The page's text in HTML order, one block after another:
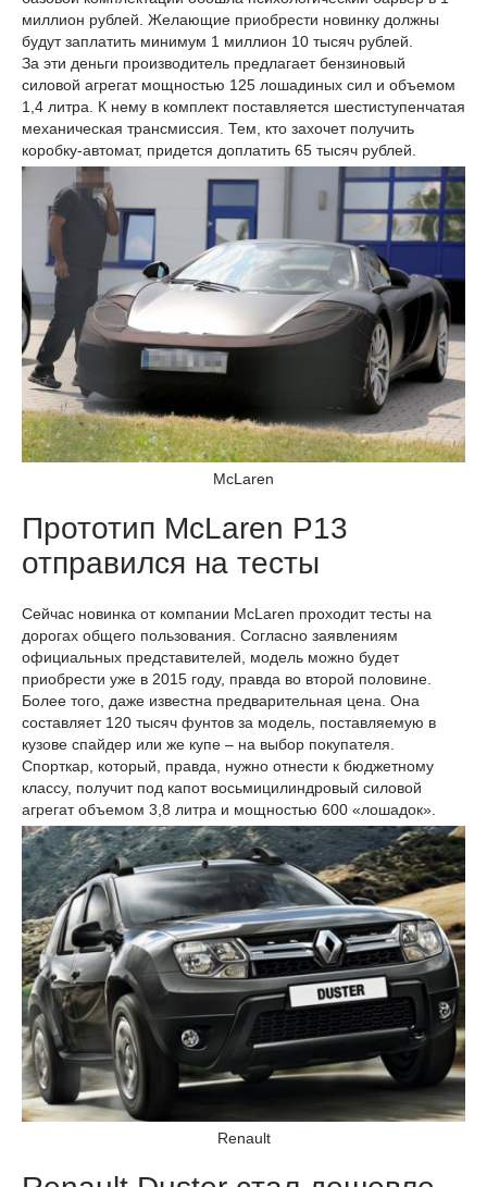
миллион рублей. Желающие приобрести новинку должны
будут заплатить минимум 1 миллион 10 тысяч рублей.
За эти деньги производитель предлагает бензиновый
силовой агрегат мощностью 125 лошадиных сил и объемом
1,4 литра. К нему в комплект поставляется шестиступенчатая
механическая трансмиссия. Тем, кто захочет получить
коробку-автомат, придется доплатить 65 тысяч рублей.
McLaren
Прототип McLaren P13
отправился на тесты
Сейчас новинка от компании McLaren проходит тесты на
дорогах общего пользования. Согласно заявлениям
официальных представителей, модель можно будет
приобрести уже в 2015 году, правда во второй половине.
Более того, даже известна предварительная цена. Она
составляет 120 тысяч фунтов за модель, поставляемую в
кузове спайдер или же купе – на выбор покупателя.
Спорткар, который, правда, нужно отнести к бюджетному
классу, получит под капот восьмицилиндровый силовой
агрегат объемом 3,8 литра и мощностью 600 «лошадок».
Renault